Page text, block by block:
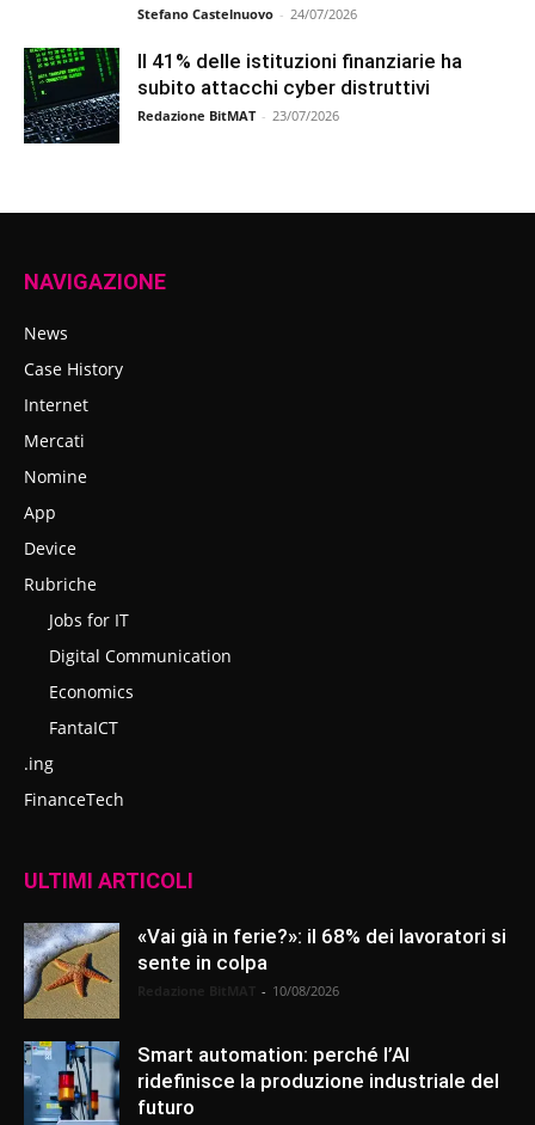
Stefano Castelnuovo - 24/07/2026
Il 41% delle istituzioni finanziarie ha
subito attacchi cyber distruttivi
Redazione BitMAT - 23/07/2026
NAVIGAZIONE
News
Case History
Internet
Mercati
Nomine
App
Device
Rubriche
Jobs for IT
Digital Communication
Economics
FantaICT
.ing
FinanceTech
ULTIMI ARTICOLI
«Vai già in ferie?»: il 68% dei lavoratori si
sente in colpa
- 10/08/2026
Smart automation: perché l’AI
ridefinisce la produzione industriale del
futuro